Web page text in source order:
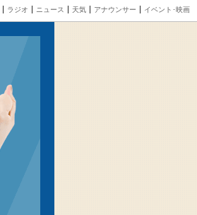
ラジオ ニュース 天気 アナウンサー イベント･映画